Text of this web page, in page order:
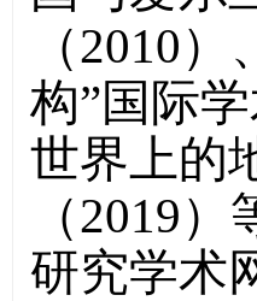
（2010
构”国际
世界上的
（2019
研究学术